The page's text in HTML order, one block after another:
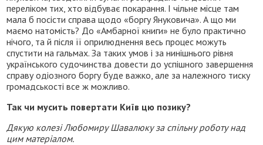
переліком тих, хто відбуває покарання. І чільне місце там
мала б посісти справа щодо «боргу Януковича». А що ми
маємо натомість? До «Амбарної книги» не було практично
нічого, та й після її оприлюднення весь процес можуть
спустити на гальмах. За таких умов і за нинішнього рівня
українського судочинства довести до успішного завершення
справу одіозного боргу буде важко, але за належного тиску
громадськості все ж можливо.
Так чи мусить повертати Київ цю позику?
Дякую колезі Любомиру Шавалюку за спільну роботу над
цим матеріалом.